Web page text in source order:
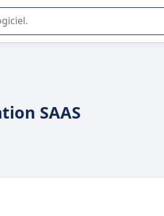
SaaS en entreprise.
SAAS